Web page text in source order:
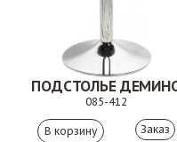
ПОДСТОЛЬЕ
085-412
Заказ